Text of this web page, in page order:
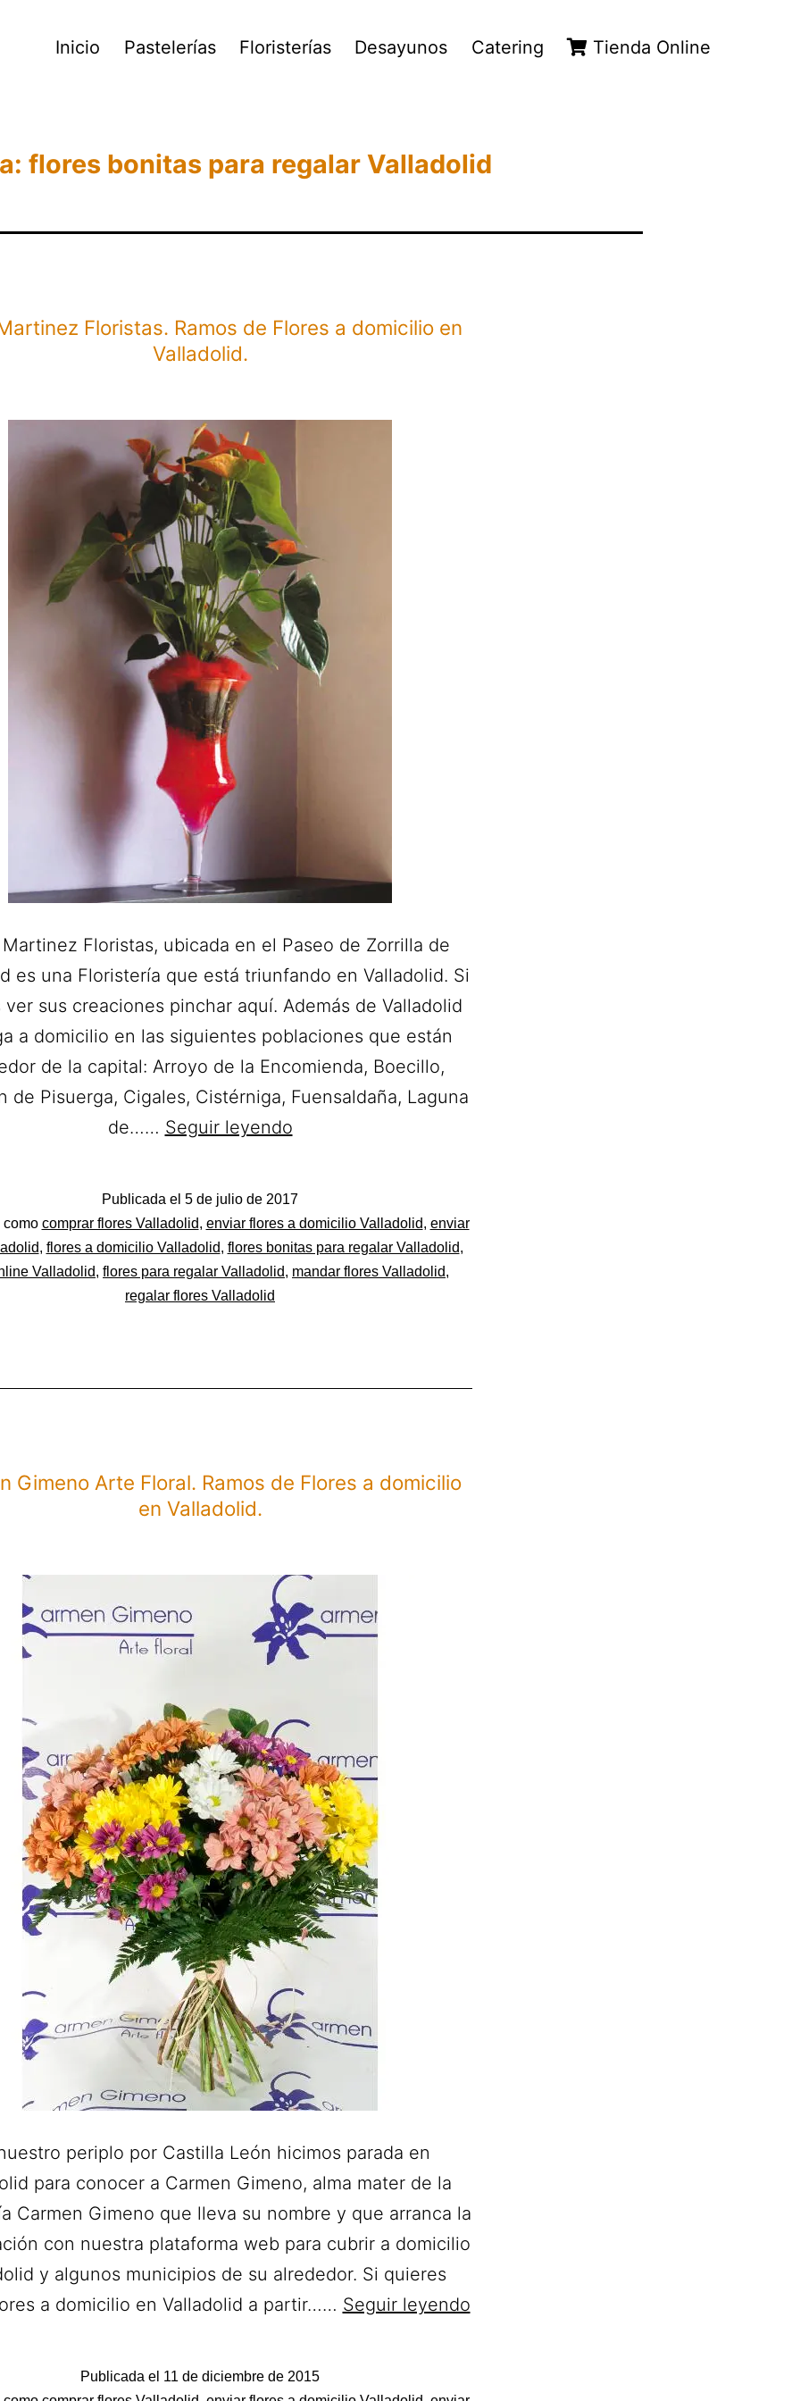
Inicio Pastelerías Floristerías Desayunos Catering Tienda Online
flores bonitas para regalar Valladolid
Floristas. Ramos de Flores a domicilio en
Valladolid.
Martinez Floristas, ubicada en el Paseo de Zorrilla de
es una Floristería que está triunfando en Valladolid. Si
ver sus creaciones pinchar aquí. Además de Valladolid
a domicilio en las siguientes poblaciones que están
de la capital: Arroyo de la Encomienda, Boecillo,
de Pisuerga, Cigales, Cistérniga, Fuensaldaña, Laguna
de…… Seguir leyendoMaría
Ramos
de
Flores
Publicada el 5 de julio de 2017
como comprar flores Valladolid, enviar flores a domicilio Valladolid, enviar
, flores a domicilio Valladolid, flores bonitas para regalar Valladolid,
Valladolid, flores para regalar Valladolid, mandar flores Valladolid,
regalar flores Valladolid
Gimeno Arte Floral. Ramos de Flores a domicilio
en Valladolid.
periplo por Castilla León hicimos parada en
para conocer a Carmen Gimeno, alma mater de la
Carmen Gimeno que lleva su nombre y que arranca la
con nuestra plataforma web para cubrir a domicilio
y algunos municipios de su alrededor. Si quieres
a domicilio en Valladolid a partir…… Seguir leyendoCarmen
Floral.
Publicada el 11 de diciembre de 2015